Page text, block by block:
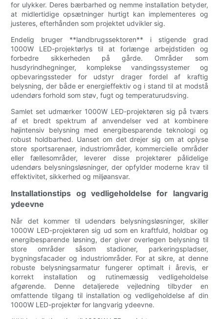
for ulykker. Deres bærbarhed og nemme installation betyder,
at midlertidige opsætninger hurtigt kan implementeres og
justeres, efterhånden som projektet udvikler sig.
Endelig bruger **landbrugssektoren** i stigende grad
1000W LED-projektørlys til at forlænge arbejdstiden og
forbedre sikkerheden på gårde. Områder som
husdyrindhegninger, komplekse vandingssystemer og
opbevaringssteder for udstyr drager fordel af kraftig
belysning, der både er energieffektiv og i stand til at modstå
udendørs forhold som støv, fugt og temperaturudsving.
Samlet set udmærker 1000W LED-projektøren sig på tværs
af et bredt spektrum af anvendelser ved at kombinere
højintensiv belysning med energibesparende teknologi og
robust holdbarhed. Uanset om det drejer sig om at oplyse
store sportsarenaer, industriområder, kommercielle områder
eller fællesområder, leverer disse projektører pålidelige
udendørs belysningsløsninger, der opfylder moderne krav til
effektivitet, sikkerhed og miljøansvar.
Installationstips og vedligeholdelse for langvarig
ydeevne
Når det kommer til udendørs belysningsløsninger, skiller
1000W LED-projektøren sig ud som en kraftfuld, holdbar og
energibesparende løsning, der giver overlegen belysning til
store områder såsom stadioner, parkeringspladser,
bygningsfacader og industriområder. For at sikre, at denne
robuste belysningsarmatur fungerer optimalt i årevis, er
korrekt installation og rutinemæssig vedligeholdelse
afgørende. Denne detaljerede vejledning tilbyder en
omfattende tilgang til installation og vedligeholdelse af din
1000W LED-projektør for langvarig ydeevne.